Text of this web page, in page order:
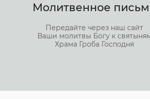
Молитвенное
Передайте через наш сайт
Ваши молитвы Богу к
Храма Гроба Господня